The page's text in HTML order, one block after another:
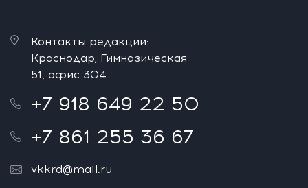
Контакты редакции:
Краснодар, Гимназическая
51, офис 304
+7 918 649 22 50
+7 861 255 36 67
vkkrd@mail.ru